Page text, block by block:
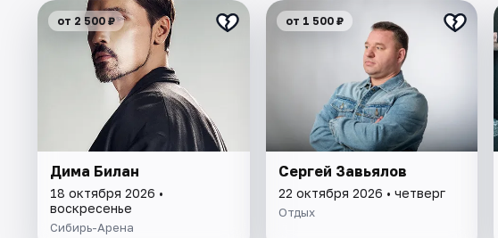
от 2 500 ₽
Дима Билан
18 октября 2026 •
воскресенье
Сибирь-Арена
от 1 500 ₽
Сергей Завьялов
22 октября 2026 • четверг
Отдых